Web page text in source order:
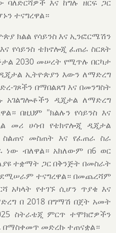
እና ከግሉ ዘርፍ ጋር
ተናግረዋል።
ክልል የሳይንስ እና ኢንፎርሜሽን
የሳይንስ ቴክኖሎጂ ፈጠራ ስርጸት
2030 መሠረት የሚጥሉ በርካታ
ኢትዮጵያን እውን ለማድረግ
ገጾችን በማበልጸግ እና በመንግስት
ዲጂታል ለማድረግ
በዚህም "ክልሉን የሳይንስ እና
መሪ ሀሳብ የቴክኖሎጂ ዲጂታል
ስልጠና መስጠት እና የፈጠራ ስራ
ነው ብለዋል። አክለውም በ6 ወር
ተቋማት ጋር በቅንጅት በመስራት
ተናግረዋል። በመጨረሻም
አካላት የተገኙ ሲሆን ጥያቄ እና
በ 2018 በግማሽ በጀት አመት
ስትራቴጂ ምርጥ ተሞክሮዎችን
በማስቀመጥ መድረኩ ተጠናቋል።